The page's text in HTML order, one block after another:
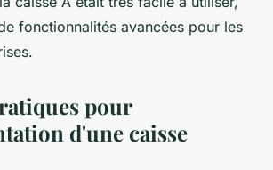
fonctionnalités avancées pour les
pour
d'une caisse